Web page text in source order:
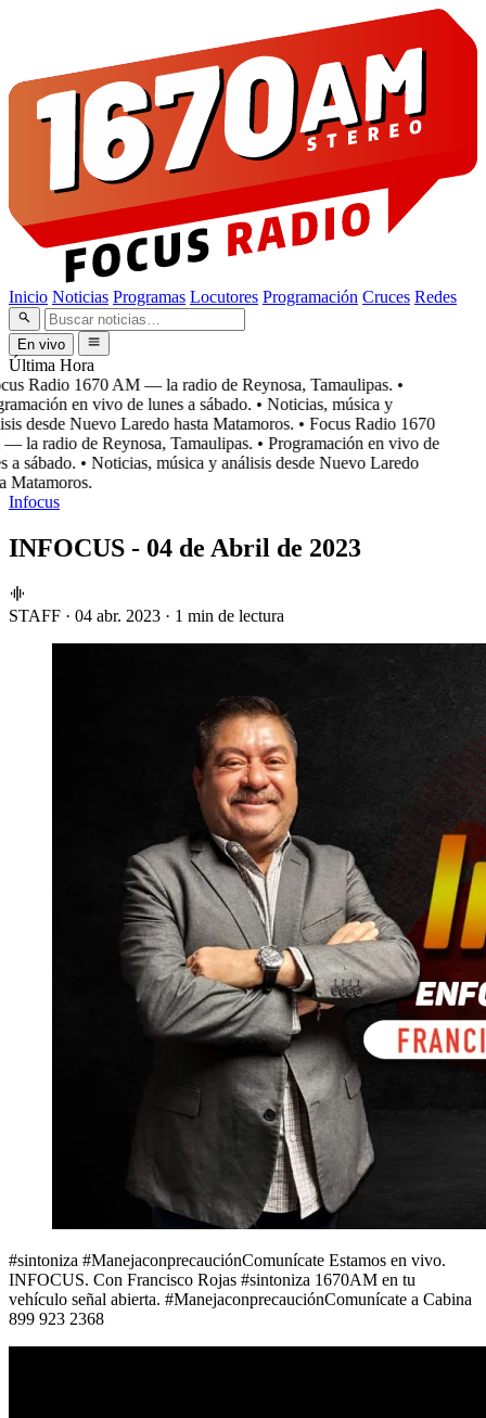
Inicio Noticias Programas Locutores Programación Cruces Redes
En vivo
Última Hora
Radio 1670 AM — la radio de Reynosa, Tamaulipas. •
en vivo de lunes a sábado. • Noticias, música y
desde Nuevo Laredo hasta Matamoros. • Focus Radio 1670
la radio de Reynosa, Tamaulipas. • Programación en vivo de
a sábado. • Noticias, música y análisis desde Nuevo Laredo
Matamoros.
Infocus
INFOCUS - 04 de Abril de 2023
STAFF · 04 abr. 2023 · 1 min de lectura
#sintoniza #ManejaconprecauciónComunícate Estamos en vivo.
INFOCUS. Con Francisco Rojas #sintoniza 1670AM en tu
vehículo señal abierta. #ManejaconprecauciónComunícate a Cabina
899 923 2368